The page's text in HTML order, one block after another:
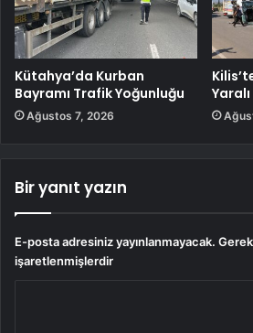
Kütahya’da Kurban
Bayramı Trafik Yoğunluğu
Ağustos 7, 2026
Yaralı
Bir yanıt yazın
E-posta adresiniz yayınlanmayacak.
işaretlenmişlerdir